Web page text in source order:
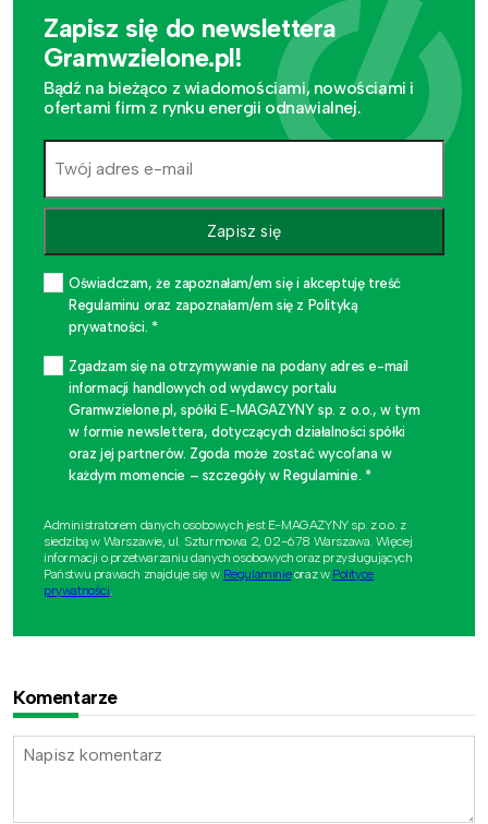
Zapisz się do newslettera
Gramwzielone.pl!
Bądź na bieżąco z wiadomościami, nowościami i
ofertami firm z rynku energii odnawialnej.
Zapisz się
Oświadczam, że zapoznałam/em się i akceptuję treść
Regulaminu oraz zapoznałam/em się z Polityką
prywatności. *
Zgadzam się na otrzymywanie na podany adres e-mail
informacji handlowych od wydawcy portalu
Gramwzielone.pl, spółki E-MAGAZYNY sp. z o.o., w tym
w formie newslettera, dotyczących działalności spółki
oraz jej partnerów. Zgoda może zostać wycofana w
każdym momencie – szczegóły w Regulaminie. *
Administratorem danych osobowych jest E-MAGAZYNY sp. z o.o. z
siedzibą w Warszawie, ul. Szturmowa 2, 02-678 Warszawa. Więcej
informacji o przetwarzaniu danych osobowych oraz przysługujących
Państwu prawach znajduje się w Regulaminieoraz w Polityce
prywatności
Komentarze